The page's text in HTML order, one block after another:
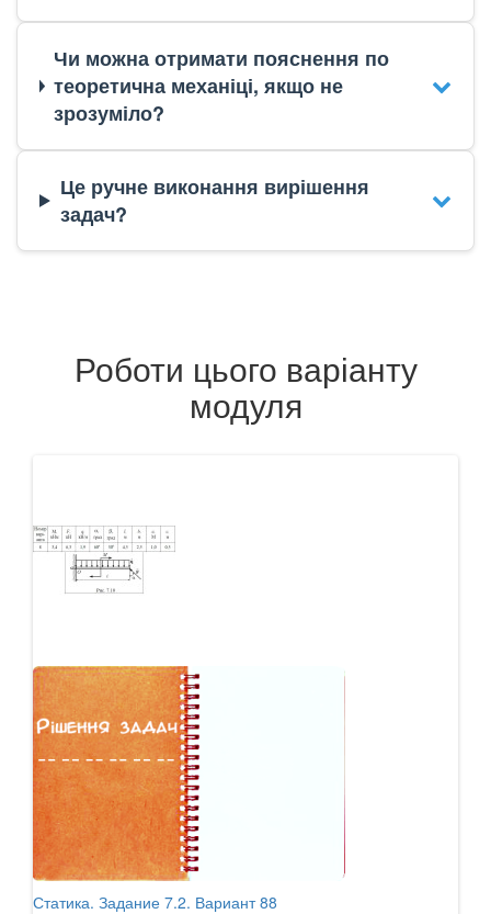
Чи можна отримати пояснення по
теоретична механіці, якщо не
зрозуміло?
Це ручне виконання вирішення
задач?
Роботи цього варіанту
модуля
Статика. Задание 7.2. Вариант 88